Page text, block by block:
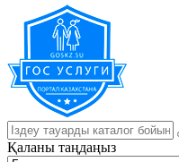
Қаланы таңдаңыз